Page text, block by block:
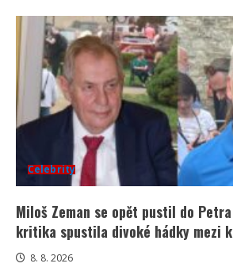
Celebrity
Miloš Zeman se opět pustil do Petra
kritika spustila divoké hádky mezi
8. 8. 2026